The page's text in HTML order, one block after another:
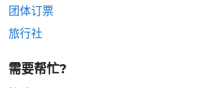
团体订票
旅行社
需要帮忙?